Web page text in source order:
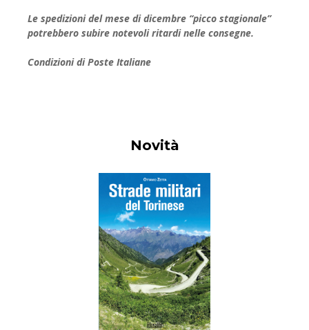
Le spedizioni del mese di dicembre “picco stagionale”
potrebbero subire notevoli ritardi nelle consegne.
Condizioni di Poste Italiane
Novità